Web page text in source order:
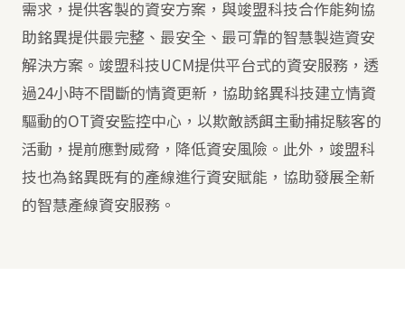
需求，提供客製的資安方案，與竣盟科技合作能夠協
助銘異提供最完整、最安全、最可靠的智慧製造資安
解決方案。竣盟科技UCM提供平台式的資安服務，透
過24小時不間斷的情資更新，協助銘異科技建立情資
驅動的OT資安監控中心，以欺敵誘餌主動捕捉駭客的
活動，提前應對威脅，降低資安風險。此外，竣盟科
技也為銘異既有的產線進行資安賦能，協助發展全新
的智慧產線資安服務。